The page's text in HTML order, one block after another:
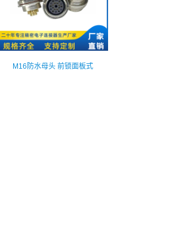
M16防水母头 前锁面板式